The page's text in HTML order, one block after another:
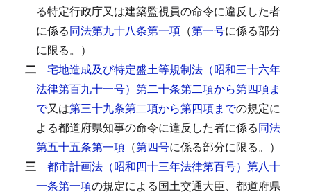
る特定行政庁又は建築監視員の命令に違反した者
に係る同法第九十八条第一項 （第一号に係る部分
に限る。）
二 宅地造成及び特定盛土等規制法（昭和三十六年
法律第百九十一号）第二十条第二項から第四項ま
で又は第三十九条第二項から第四項までの規定に
よる都道府県知事の命令に違反した者に係る同法
第五十五条第一項 （第四号に係る部分に限る。）
三 都市計画法（昭和四十三年法律第百号）第八十
一条第一項の規定による国土交通大臣、都道府県